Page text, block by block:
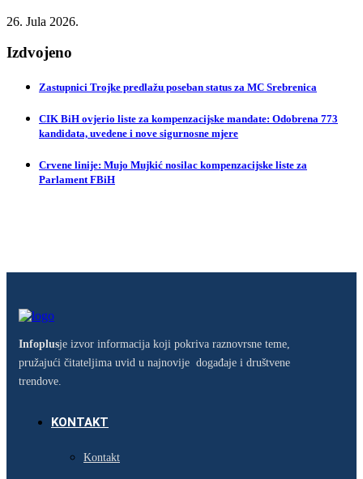
26. Jula 2026.
Izdvojeno
Zastupnici Trojke predlažu poseban status za MC Srebrenica
CIK BiH ovjerio liste za kompenzacijske mandate: Odobrena 773
kandidata, uvedene i nove sigurnosne mjere
Crvene linije: Mujo Mujkić nosilac kompenzacijske liste za
Parlament FBiH
Infoplusje izvor informacija koji pokriva raznovrsne teme,
pružajući čitateljima uvid u najnovije događaje i društvene
trendove.
KONTAKT
Kontakt